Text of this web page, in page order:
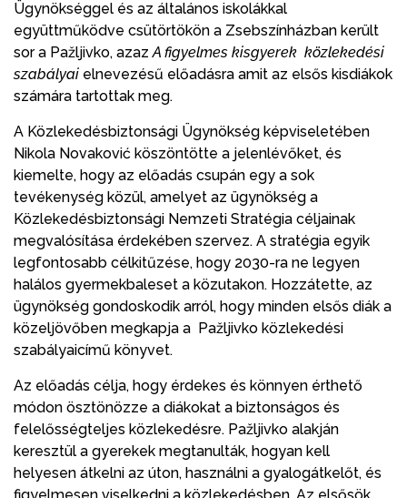
Ügynökséggel és az általános iskolákkal
együttműködve csütörtökön a Zsebszínházban került
sor a Pažljivko, azazA figyelmes kisgyerek közlekedési
szabályai elnevezésű előadásra amit az elsős kisdiákok
számára tartottak meg.
A Közlekedésbiztonsági Ügynökség képviseletében
Nikola Novaković köszöntötte a jelenlévőket, és
kiemelte, hogy az előadás csupán egy a sok
tevékenység közül, amelyet az ügynökség a
Közlekedésbiztonsági Nemzeti Stratégia céljainak
megvalósítása érdekében szervez. A stratégia egyik
legfontosabb célkitűzése, hogy 2030-ra ne legyen
halálos gyermekbaleset a közutakon. Hozzátette, az
ügynökség gondoskodik arról, hogy minden elsős diák a
közeljövőben megkapja a Pažljivko közlekedési
szabályaicímű könyvet.
Az előadás célja, hogy érdekes és könnyen érthető
módon ösztönözze a diákokat a biztonságos és
felelősségteljes közlekedésre. Pažljivko alakján
keresztül a gyerekek megtanulták, hogyan kell
helyesen átkelni az úton, használni a gyalogátkelőt, és
figyelmesen viselkedni a közlekedésben. Az elsősök